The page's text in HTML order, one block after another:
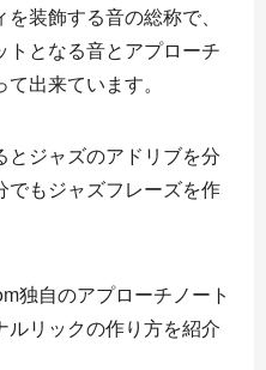
装飾する音の総称で、
トとなる音とアプローチ
出来ています。
ジャズのアドリブを分
もジャズフレーズを作
独自のアプローチノート
リックの作り方を紹介